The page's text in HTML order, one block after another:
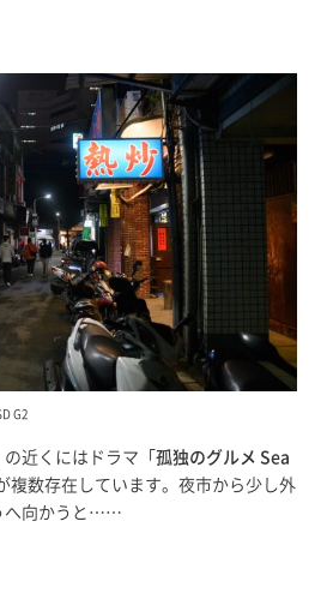
G2
の近くにはドラマ「 孤独のグルメ Sea
複数存在しています。夜市から少し外
へ向かうと……